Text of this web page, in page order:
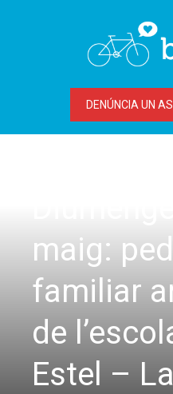
DENÚNCIA UN
maig:
familiar
de
Estel –